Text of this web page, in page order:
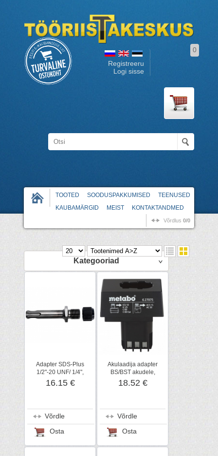
Registreeru
Logi sisse
0
TOOTED SOODUSPAKKUMISED
TEENUSED
KAUBAMÄRGID
MEIST KONTAKTANDMED
Võrdlus 0/0
Kategooriad
Adapter SDS-Plus
1/2"-20 UNF/ 1/4",
kuuskant 6,35 mm,
Metabo
16.15 €
Võrdle
Osta
Akulaadija adapter
BS/BST akudele,
Metabo
18.52 €
Võrdle
Osta